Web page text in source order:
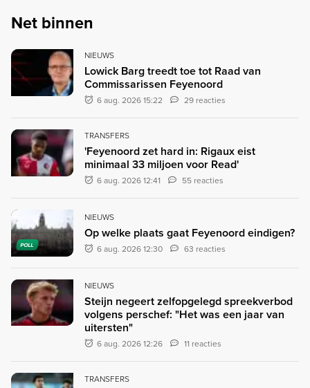
Net binnen
NIEUWS
Lowick Barg treedt toe tot Raad van
Commissarissen Feyenoord
6 aug. 2026 15:22 29 reacties
TRANSFERS
'Feyenoord zet hard in: Rigaux eist
minimaal 33 miljoen voor Read'
6 aug. 2026 12:41 55 reacties
POLL
NIEUWS
Op welke plaats gaat Feyenoord eindigen?
6 aug. 2026 12:30 63 reacties
NIEUWS
Steijn negeert zelfopgelegd spreekverbod
volgens perschef: "Het was een jaar van
uitersten"
6 aug. 2026 12:26 11 reacties
TRANSFERS